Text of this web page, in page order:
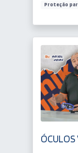
Proteção